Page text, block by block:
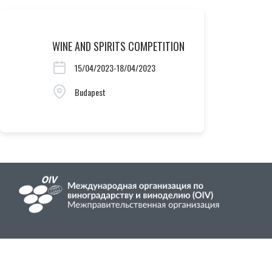
WINE AND SPIRITS COMPETITION
15/04/2023-18/04/2023
Budapest